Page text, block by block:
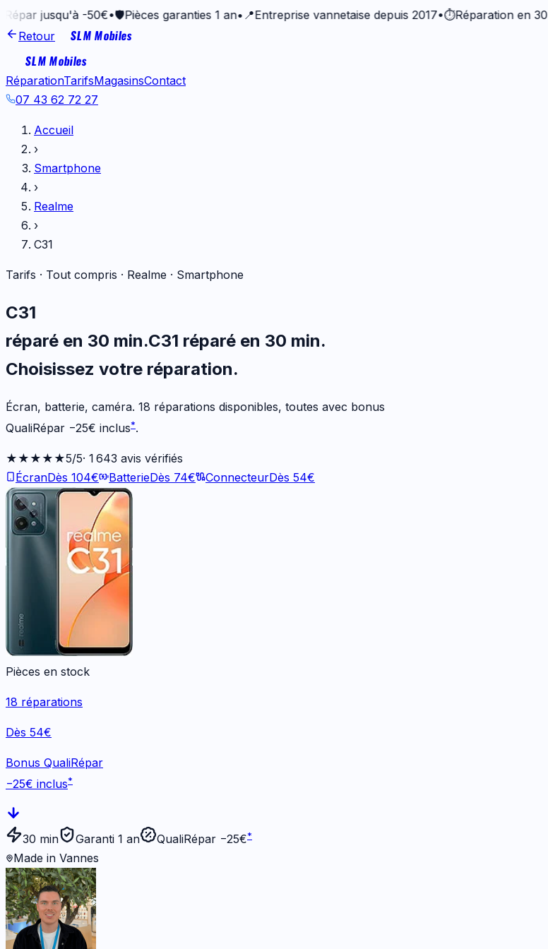
jusqu'à -50€• 🛡️Pièces garanties 1 an•📍 Entreprise vannetaise depuis 2017• ⏱️Réparation en 30 min•⭐
Retour
SLM Mobiles
SLM Mobiles
RéparationTarifsMagasinsContact
07 43 62 72 27
Accueil
›
Smartphone
›
Realme
›
C31
Tarifs · Tout compris · Realme · Smartphone
C31
réparé en 30 min.C31 réparé en 30 min.
Choisissez votre réparation.
Écran, batterie, caméra. 18 réparations disponibles, toutes avec bonus
QualiRépar −25€ inclus*.
★★★★★5/5· 1 643 avis vérifiés
ÉcranDès 104€ BatterieDès 74€ ConnecteurDès 54€
Pièces en stock
18 réparations
Dès 54€
Bonus QualiRépar
−25€ inclus*
30 min Garanti 1 an QualiRépar −25€*
Made in Vannes